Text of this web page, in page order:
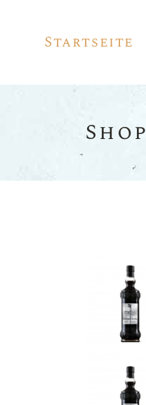
Startseite
Shop